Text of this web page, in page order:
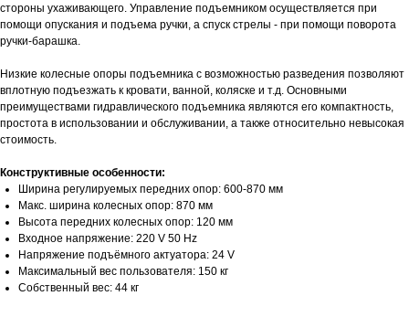
стороны ухаживающего. Управление подъемником осуществляется при
помощи опускания и подъема ручки, а спуск стрелы - при помощи поворота
ручки-барашка.
Низкие колесные опоры подъемника с возможностью разведения позволяют
вплотную подъезжать к кровати, ванной, коляске и т.д. Основными
преимуществами гидравлического подъемника являются его компактность,
простота в использовании и обслуживании, а также относительно невысокая
стоимость.
Конструктивные особенности:
Ширина регулируемых передних опор: 600-870 мм
Макс. ширина колесных опор: 870 мм
Высота передних колесных опор: 120 мм
Входное напряжение: 220 V 50 Hz
Напряжение подъёмного актуатора: 24 V
Максимальный вес пользователя: 150 кг
Собственный вес: 44 кг